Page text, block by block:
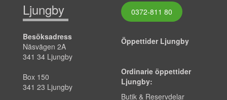
Ljungby
Besöksadress
Näsvägen 2A
341 34 Ljungby
Box 150
341 23 Ljungby
0372-811 80
Öppettider Ljungby
Ordinarie öppettider
Ljungby:
Butik & Reservdelar